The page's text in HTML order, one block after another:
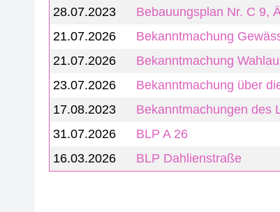
28.07.2023
Bebauungsplan Nr. C 9,
21.07.2026
Bekanntmachung
21.07.2026
Bekanntmachung
23.07.2026
Bekanntmachung über
17.08.2023
Bekanntmachungen des
31.07.2026
BLP A 26
16.03.2026
BLP Dahlienstraße